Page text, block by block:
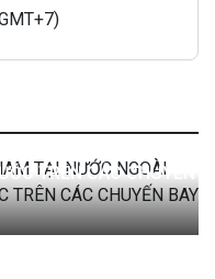
TRÊN CÁC CHUYẾN